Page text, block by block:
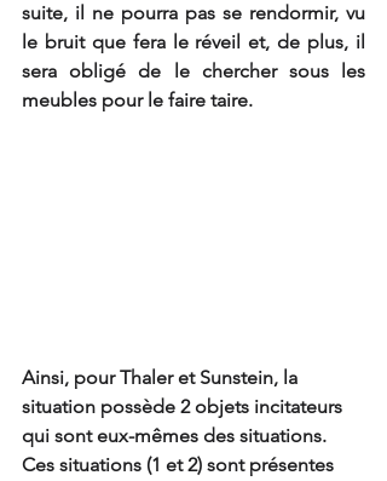
suite, il ne pourra pas se rendormir, vu
le bruit que fera le réveil et, de plus, il
sera obligé de le chercher sous les
meubles pour le faire taire.
Ainsi, pour Thaler et Sunstein, la
situation possède 2 objets incitateurs
qui sont eux-mêmes des situations.
Ces situations (1 et 2) sont présentes